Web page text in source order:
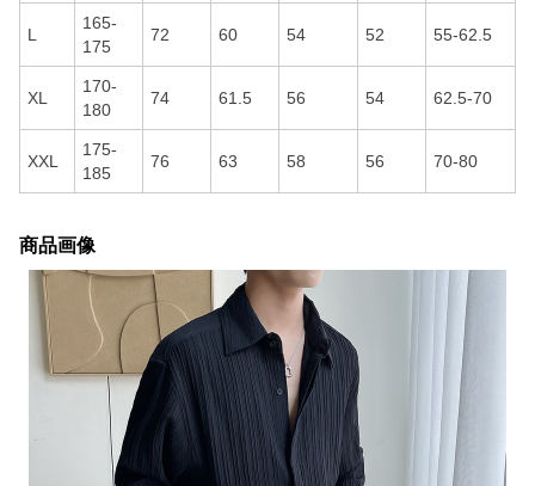
L
165-
175
72 60 54 52 55-62.5
XL
170-
180
74 61.5 56 54 62.5-70
XXL
175-
185
76 63 58 56 70-80
商品画像